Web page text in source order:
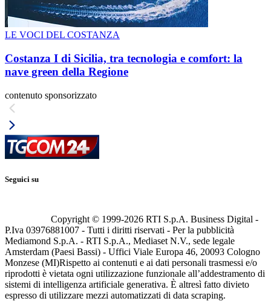
LE VOCI DEL COSTANZA
Costanza I di Sicilia, tra tecnologia e comfort: la
nave green della Regione
contenuto sponsorizzato
Seguici su
Copyright © 1999-2026 RTI S.p.A. Business Digital -
P.Iva 03976881007 - Tutti i diritti riservati - Per la pubblicità
Mediamond S.p.A. - RTI S.p.A., Mediaset N.V., sede legale
Amsterdam (Paesi Bassi) - Uffici Viale Europa 46, 20093 Cologno
Monzese (MI)Rispetto ai contenuti e ai dati personali trasmessi e/o
riprodotti è vietata ogni utilizzazione funzionale all’addestramento di
sistemi di intelligenza artificiale generativa. È altresì fatto divieto
espresso di utilizzare mezzi automatizzati di data scraping.